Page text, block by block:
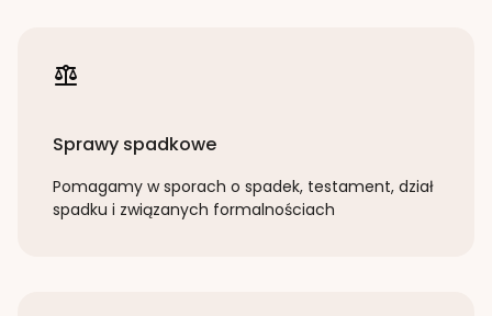
Sprawy spadkowe
Pomagamy w sporach o spadek, testament, dział
spadku i związanych formalnościach